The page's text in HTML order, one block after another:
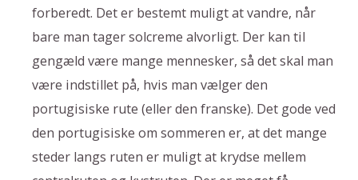
forberedt. Det er bestemt muligt at vandre, når
bare man tager solcreme alvorligt. Der kan til
gengæld være mange mennesker, så det skal man
være indstillet på, hvis man vælger den
portugisiske rute (eller den franske). Det gode ved
den portugisiske om sommeren er, at det mange
steder langs ruten er muligt at krydse mellem